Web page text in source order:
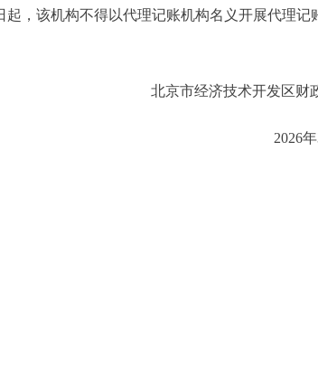
起，该机构不得以代理记账机构名义开展代理记
北京市经济技术开发区财
2026年3